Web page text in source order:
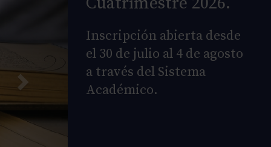
Inscripción abierta desde
el 30 de julio al 4 de agosto
a través del Sistema
Académico.